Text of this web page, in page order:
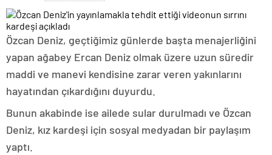
Özcan Deniz, geçtiğimiz günlerde başta menajerliğini
yapan ağabey Ercan Deniz olmak üzere uzun süredir
maddi ve manevi kendisine zarar veren yakınlarını
hayatından çıkardığını duyurdu.
Bunun akabinde ise ailede sular durulmadı ve Özcan
Deniz, kız kardeşi için sosyal medyadan bir paylaşım
yaptı.